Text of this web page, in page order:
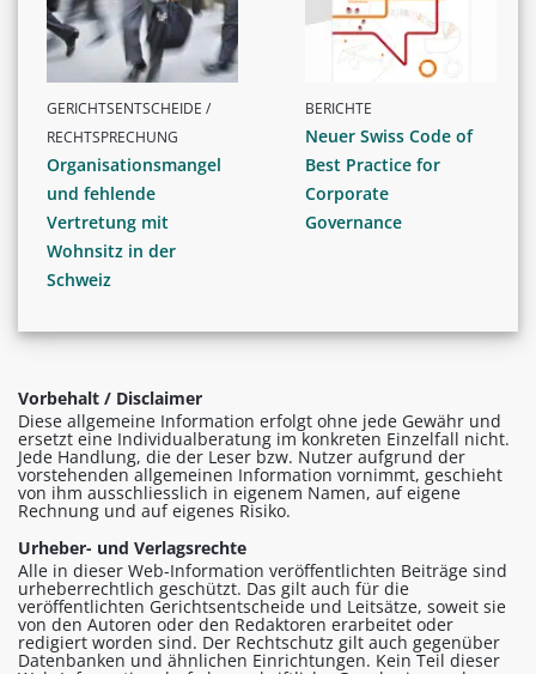
GERICHTSENTSCHEIDE /
RECHTSPRECHUNG
Organisationsmangel
und fehlende
Vertretung mit
Wohnsitz in der
Schweiz
BERICHTE
Neuer Swiss Code of
Best Practice for
Corporate
Governance
Vorbehalt / Disclaimer
Diese allgemeine Information erfolgt ohne jede Gewähr und
ersetzt eine Individualberatung im konkreten Einzelfall nicht.
Jede Handlung, die der Leser bzw. Nutzer aufgrund der
vorstehenden allgemeinen Information vornimmt, geschieht
von ihm ausschliesslich in eigenem Namen, auf eigene
Rechnung und auf eigenes Risiko.
Urheber- und Verlagsrechte
Alle in dieser Web-Information veröffentlichten Beiträge sind
urheberrechtlich geschützt. Das gilt auch für die
veröffentlichten Gerichtsentscheide und Leitsätze, soweit sie
von den Autoren oder den Redaktoren erarbeitet oder
redigiert worden sind. Der Rechtschutz gilt auch gegenüber
Datenbanken und ähnlichen Einrichtungen. Kein Teil dieser